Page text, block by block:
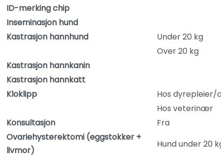
ID-merking chip
Inseminasjon hund
Kastrasjon hannhund
Under 20 kg
Over 20 kg
Kastrasjon hannkanin
Kastrasjon hannkatt
Kloklipp
Hos dyrepleier/
Hos veterinær
Konsultasjon
Fra
Ovariehysterektomi (eggstokker +
livmor)
Hund under 20